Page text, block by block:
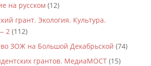
на русском (12)
грант. Экология. Культура.
2(112)
ЗОЖ на Большой Декабрьской (74)
грантов. МедиаМОСТ(15)